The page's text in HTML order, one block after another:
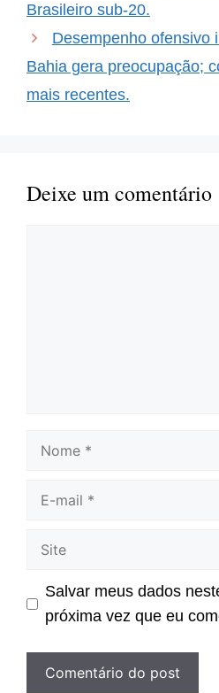
Brasileiro sub-20.
Desempenho ofensivo
Bahia gera preocupação;
mais recentes.
Deixe um comentário
Nome
Site
Salvar meus dados
próxima vez que eu